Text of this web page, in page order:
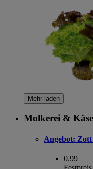
Mehr laden
Molkerei & Käse
Angebot: Zott
0.99